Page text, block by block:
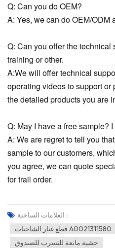
Q: Can you do OEM?
A: Yes, we can do OEM/ODM
Q: Can you offer the technical
training or other.
A:We will offer technical
operating videos to support
the detailed products you are
Q: May I have a free sample?
A: We are regret to tell you
sample to our customers,
you agree, we can quote
for trail order.
العلامات الساخنة :
قطع غيار الشاحنات A0021311580
حشية مانعة للتسرب للصندوق